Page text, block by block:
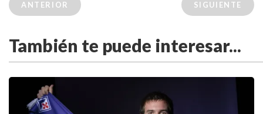
ANTERIOR SIGUIENTE
También te puede interesar...